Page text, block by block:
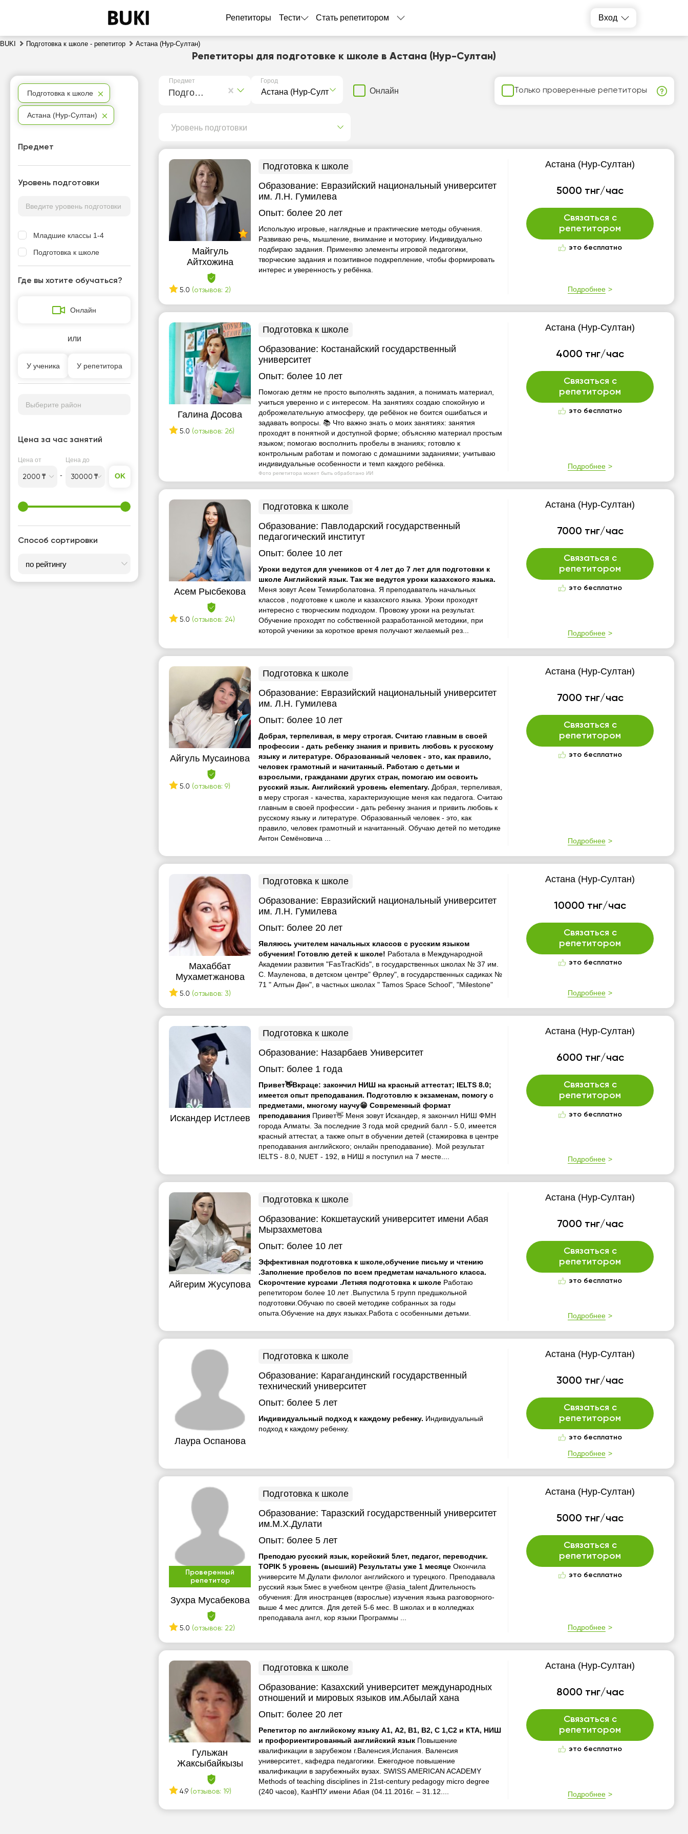
Репетиторы Тести Стать репетитором Вход
BUKI Подготовка к школе - репетитор Астана (Нур-Султан)
Репетиторы для подготовке к школе в Астана (Нур-Султан)
Предмет
Подготовка к школе
Город
Онлайн Только проверенные репетиторы
Уровень подготовки
Майгуль
Айтхожина
5.0 (отзывов: 2)
Подготовка к школе
Образование: Евразийский национальный университет
им. Л.Н. Гумилева
Опыт: более 20 лет
Использую игровые, наглядные и практические методы обучения.
Развиваю речь, мышление, внимание и моторику. Индивидуально
подбираю задания. Применяю элементы игровой педагогики,
творческие задания и позитивное подкрепление, чтобы формировать
интерес и уверенность у ребёнка.
Астана (Нур-Султан)
5000 тнг/час
Связаться с
репетитором
это бесплатно
Подробнее
Галина Досова
5.0 (отзывов: 26)
Фото репетитора может быть обработано ИИ
Подготовка к школе
Образование: Костанайский государственный
университет
Опыт: более 10 лет
Помогаю детям не просто выполнять задания, а понимать материал,
учиться уверенно и с интересом. На занятиях создаю спокойную и
доброжелательную атмосферу, где ребёнок не боится ошибаться и
задавать вопросы. 📚 Что важно знать о моих занятиях: занятия
проходят в понятной и доступной форме; объясняю материал простым
языком; помогаю восполнить пробелы в знаниях; готовлю к
контрольным работам и помогаю с домашними заданиями; учитываю
индивидуальные особенности и темп каждого ребёнка.
Астана (Нур-Султан)
4000 тнг/час
Связаться с
репетитором
это бесплатно
Подробнее
Асем Рысбекова
5.0 (отзывов: 24)
Подготовка к школе
Образование: Павлодарский государственный
педагогический институт
Опыт: более 10 лет
Уроки ведутся для учеников от 4 лет до 7 лет для подготовки к
школе Английский язык. Так же ведутся уроки казахского языка.
Меня зовут Асем Темирболатовна. Я преподаватель начальных
классов , подготовке к школе и казахского языка. Уроки проходят
интересно с творческим подходом. Провожу уроки на результат.
Обучение проходят по собственной разработанной методики, при
которой ученики за короткое время получают желаемый рез...
Астана (Нур-Султан)
7000 тнг/час
Связаться с
репетитором
это бесплатно
Подробнее
Айгуль Мусаинова
5.0 (отзывов: 9)
Подготовка к школе
Образование: Евразийский национальный университет
им. Л.Н. Гумилева
Опыт: более 10 лет
Добрая, терпеливая, в меру строгая. Считаю главным в своей
профессии - дать ребенку знания и привить любовь к русскому
языку и литературе. Образованный человек - это, как правило,
человек грамотный и начитанный. Работаю с детьми и
взрослыми, гражданами других стран, помогаю им освоить
русский язык. Английский уровень elementary. Добрая, терпеливая,
в меру строгая - качества, характеризующие меня как педагога. Считаю
главным в своей профессии - дать ребенку знания и привить любовь к
русскому языку и литературе. Образованный человек - это, как
правило, человек грамотный и начитанный. Обучаю детей по методике
Антон Семёновича ...
Астана (Нур-Султан)
7000 тнг/час
Связаться с
репетитором
это бесплатно
Подробнее
Махаббат
Мухаметжанова
5.0 (отзывов: 3)
Подготовка к школе
Образование: Евразийский национальный университет
им. Л.Н. Гумилева
Опыт: более 20 лет
Являюсь учителем начальных классов с русским языком
обучения! Готовлю детей к школе! Работала в Международной
Академии развития "FasTracKids", в государственных школах № 37 им.
С. Мауленова, в детском центре" Өрлеу", в государственных садиках №
71 " Алтын Дән", в частных школах " Tamos Space School", "Milestone"
Астана (Нур-Султан)
10000 тнг/час
Связаться с
репетитором
это бесплатно
Подробнее
Искандер Истлеев
Подготовка к школе
Образование: Назарбаев Университет
Опыт: более 1 года
Привет👋Вкраце: закончил НИШ на красный аттестат; IELTS 8.0;
имеется опыт преподавания. Подготовлю к экзаменам, помогу с
предметами, многому научу😁 Современный формат
преподавания Привет👋 Меня зовут Искандер, я закончил НИШ ФМН
города Алматы. За последние 3 года мой средний балл - 5.0, имеется
красный аттестат, а также опыт в обучении детей (стажировка в центре
преподавания английского; онлайн преподавание). Мой результат
IELTS - 8.0, NUET - 192, в НИШ я поступил на 7 месте....
Астана (Нур-Султан)
6000 тнг/час
Связаться с
репетитором
это бесплатно
Подробнее
Айгерим Жусупова
Подготовка к школе
Образование: Кокшетауский университет имени Абая
Мырзахметова
Опыт: более 10 лет
Эффективная подготовка к школе,обучение письму и чтению
.Заполнение пробелов по всем предметам начального класса.
Скорочтение курсами .Летняя подготовка к школе Работаю
репетитором более 10 лет .Выпустила 5 групп предшкольной
подготовки.Обучаю по своей методике собранных за годы
опыта.Обучение на двух языках.Работа с особенными детьми.
Астана (Нур-Султан)
7000 тнг/час
Связаться с
репетитором
это бесплатно
Подробнее
Лаура Оспанова
Подготовка к школе
Образование: Карагандинский государственный
технический университет
Опыт: более 5 лет
Индивидуальный подход к каждому ребенку. Индивидуальный
подход к каждому ребенку.
Астана (Нур-Султан)
3000 тнг/час
Связаться с
репетитором
это бесплатно
Подробнее
Проверенный
репетитор
Зухра Мусабекова
5.0 (отзывов: 22)
Подготовка к школе
Образование:Таразский государственный университет
им.М.Х.Дулати
Опыт: более 5 лет
Преподаю русский язык, корейский 5лет, педагог, переводчик.
TOPIK 5 уровень (высший) Результаты уже 1 месяцеОкончила
университе М.Дулати филолог английского и турецкого. Преподавала
русский язык 5мес в учебном центре @asia_talent Длительность
обучения: Для иностранцев (взрослые) изучения языка разговорного-
выше 4 мес длится. Для детей 5-6 мес. В школах и в колледжах
преподавала англ, кор языки Программы ...
Астана (Нур-Султан)
5000 тнг/час
Связаться с
репетитором
это бесплатно
Подробнее
Гульжан
Жаксыбайкызы
4.9 (отзывов: 19)
Подготовка к школе
Образование: Казахский университет международных
отношений и мировых языков им.Абылай хана
Опыт: более 20 лет
Репетитор по английскому языку А1, А2, В1, В2, С 1,С2 и КТА, НИШ
и профориентированный английский язык Повышение
квалификации в зарубежом г.Валенсия,Испания. Валенсия
университет., кафедра педагогики. Ежегодное повышение
квалификации в зарубежныйх вузах. SWISS AMERICAN ACADEMY
Methods of teaching disciplines in 21st-century pedagogy micro degree
(240 часов), КазНПУ имени Абая (04.11.2016г. – 31.12....
Астана (Нур-Султан)
8000 тнг/час
Связаться с
репетитором
это бесплатно
Подробнее
Подготовка к школе
Астана (Нур-Султан)
Предмет
Уровень подготовки
Младшие классы 1-4
Подготовка к школе
Где вы хотите обучаться?
Онлайн
или
У ученика У репетитора
Выберите район
Цена за час занятий
Цена от Цена до
OK
Способ сортировки